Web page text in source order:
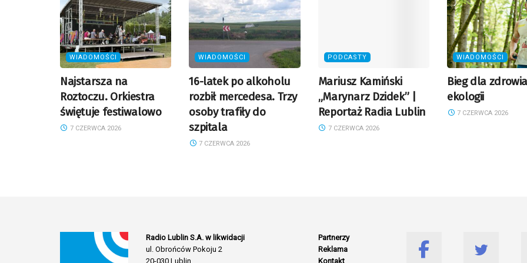
WIADOMOŚCI
Najstarsza na
Roztoczu. Orkiestra
świętuje festiwalowo
7 CZERWCA 2026
WIADOMOŚCI
16-latek po alkoholu
rozbił mercedesa. Trzy
osoby trafiły do
szpitala
7 CZERWCA 2026
PODCASTY
Mariusz Kamiński
„Marynarz Dzidek” |
Reportaż Radia Lublin
7 CZERWCA 2026
WIADOMOŚCI
Bieg dla
ekologii
7 CZERWCA 2026
Radio Lublin S.A. w likwidacji
ul. Obrońców Pokoju 2
20-030 Lublin
Partnerzy
Reklama
Kontakt